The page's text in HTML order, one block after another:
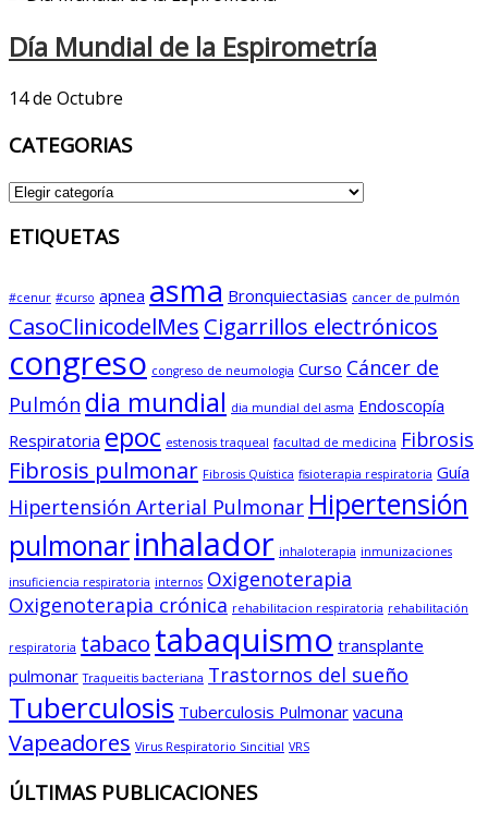
Día Mundial de la Espirometría
14 de Octubre
CATEGORIAS
CATEGORIAS
ETIQUETAS
#cenur #curso apnea asma Bronquiectasias cancer de pulmón
CasoClinicodelMes Cigarrillos electrónicos
congreso congreso de neumologia Curso Cáncer de
Pulmón dia mundial dia mundial del asma Endoscopía
Respiratoria epoc estenosis traqueal facultad de medicina Fibrosis
Fibrosis pulmonar Fibrosis Quística fisioterapia respiratoria Guía
Hipertensión Arterial Pulmonar Hipertensión
pulmonarinhalador inhaloterapia inmunizaciones
insuficiencia respiratoria internos Oxigenoterapia
Oxigenoterapia crónica rehabilitacion respiratoria rehabilitación
respiratoria tabaco tabaquismo transplante
pulmonar Traqueitis bacteriana Trastornos del sueño
Tuberculosis Tuberculosis Pulmonar vacuna
Vapeadores Virus Respiratorio Sincitial VRS
ÚLTIMAS PUBLICACIONES